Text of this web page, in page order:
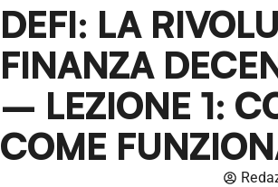
DEFI: LA
FINANZA
– LEZIONE 1:
COME